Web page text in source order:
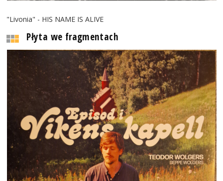
"Livonia" - HIS NAME IS ALIVE
Płyta we fragmentach